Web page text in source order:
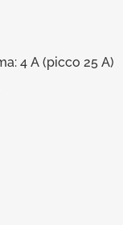
4 A (picco 25 A)